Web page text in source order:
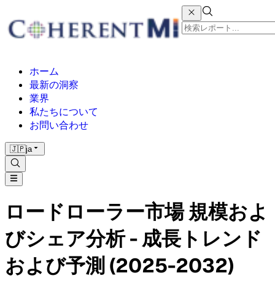
ホーム
最新の洞察
業界
私たちについて
お問い合わせ
🇯🇵ja
ロードローラー市場 規模およ
びシェア分析 - 成長トレンド
および予測 (2025-2032)